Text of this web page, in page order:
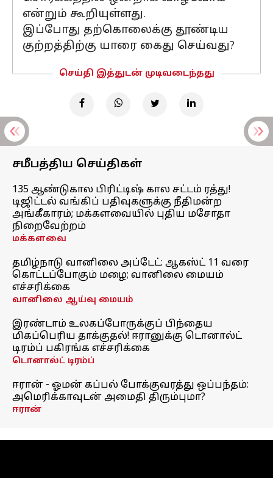
என்றும் கூறியுள்ளது.
இப்போது தற்கொலைக்கு தூண்டிய
குற்றத்திற்கு யாரை கைது செய்வது?
செய்தி இத்துடன் முடிவடைந்தது
சமீபத்திய செய்திகள்
135 ஆண்டுகால பிரிட்டிஷ் கால சட்டம் ரத்து!
டிஜிட்டல் வங்கிப் பதிவுகளுக்கு நீதிமன்ற
அங்கீகாரம்; மக்களவையில் புதிய மசோதா
நிறைவேற்றம்
மக்களவை
தமிழ்நாடு வானிலை அப்டேட்: ஆகஸ்ட் 11 வரை
கொட்டப்போகும் மழை; வானிலை மையம்
எச்சரிக்கை
வானிலை ஆய்வு மையம்
இரண்டாம் உலகப்போருக்குப் பிந்தைய
மிகப்பெரிய தாக்குதல்! ஈரானுக்கு டொனால்ட்
டிரம்ப் பகிரங்க எச்சரிக்கை
டொனால்ட் டிரம்ப்
ஈரான் - ஓமன் கப்பல் போக்குவரத்து ஒப்பந்தம்:
அமெரிக்காவுடன் அமைதி திரும்புமா?
ஈரான்